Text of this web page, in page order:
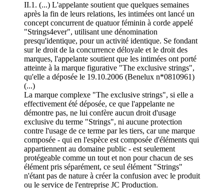
II.1. (...) L'appelante soutient que quelques semaines
après la fin de leurs relations, les intimées ont lancé un
concept concurrent de quatuor féminin à corde appelé
"Strings4ever", utilisant une dénomination
presqu'identique, pour un activité identique. Se fondant
sur le droit de la concurrence déloyale et le droit des
marques, l'appelante soutient que les intimées ont porté
atteinte à la marque figurative "The exclusive strings",
qu'elle a déposée le 19.10.2006 (Benelux n*0810961)
(...)
La marque complexe "The exclusive strings", si elle a
effectivement été déposée, ce que l'appelante ne
démontre pas, ne lui confère aucun droit d'usage
exclusive du terme "Strings", ni aucune protection
contre l'usage de ce terme par les tiers, car une marque
composée - qui en l'espèce est composée d'éléments qui
appartiennent au domaine public - est seulement
protégeable comme un tout et non pour chacun de ses
élément pris séparément, ce seul élément "Strings"
n'étant pas de nature à créer la confusion avec le produit
ou le service de l'entreprise JC Production.